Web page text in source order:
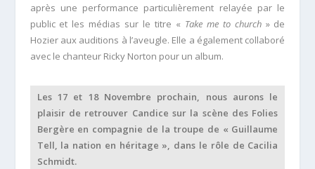
après une performance particulièrement relayée par le
public et les médias sur le titre « Take me to church» de
Hozier aux auditions à l’aveugle. Elle a également collaboré
avec le chanteur Ricky Norton pour un album.
Les 17 et 18 Novembre prochain, nous aurons le
plaisir de retrouver Candice sur la scène des Folies
Bergère en compagnie de la troupe de « Guillaume
Tell, la nation en héritage », dans le rôle de Cacilia
Schmidt.